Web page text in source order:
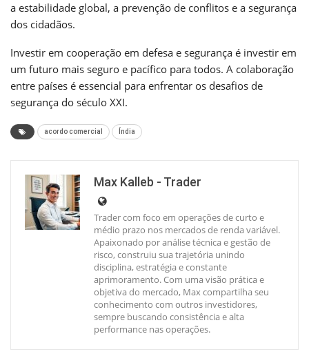
a estabilidade global, a prevenção de conflitos e a segurança
dos cidadãos.
Investir em cooperação em defesa e segurança é investir em
um futuro mais seguro e pacífico para todos. A colaboração
entre países é essencial para enfrentar os desafios de
segurança do século XXI.
acordo comercial Índia
Max Kalleb - Trader
Trader com foco em operações de curto e
médio prazo nos mercados de renda variável.
Apaixonado por análise técnica e gestão de
risco, construiu sua trajetória unindo
disciplina, estratégia e constante
aprimoramento. Com uma visão prática e
objetiva do mercado, Max compartilha seu
conhecimento com outros investidores,
sempre buscando consistência e alta
performance nas operações.